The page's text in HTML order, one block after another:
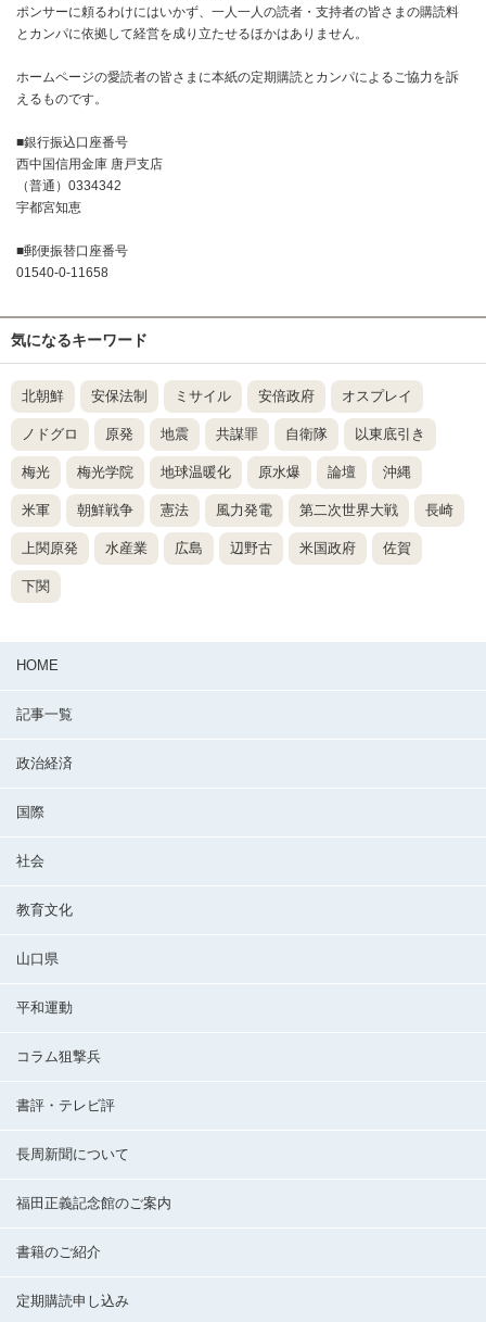
ポンサーに頼るわけにはいかず、一人一人の読者・支持者の皆さまの購読料
とカンパに依拠して経営を成り立たせるほかはありません。
ホームページの愛読者の皆さまに本紙の定期購読とカンパによるご協力を訴
えるものです。
■銀行振込口座番号
西中国信用金庫 唐戸支店
（普通）0334342
宇都宮知恵
■郵便振替口座番号
01540-0-11658
気になるキーワード
北朝鮮 安保法制 ミサイル 安倍政府 オスプレイ
ノドグロ 原発 地震 共謀罪 自衛隊 以東底引き
梅光 梅光学院 地球温暖化 原水爆 論壇 沖縄
米軍 朝鮮戦争 憲法 風力発電 第二次世界大戦 長崎
上関原発 水産業 広島 辺野古 米国政府 佐賀
下関
HOME
記事一覧
政治経済
国際
社会
教育文化
山口県
平和運動
コラム狙撃兵
書評・テレビ評
長周新聞について
福田正義記念館のご案内
書籍のご紹介
定期購読申し込み